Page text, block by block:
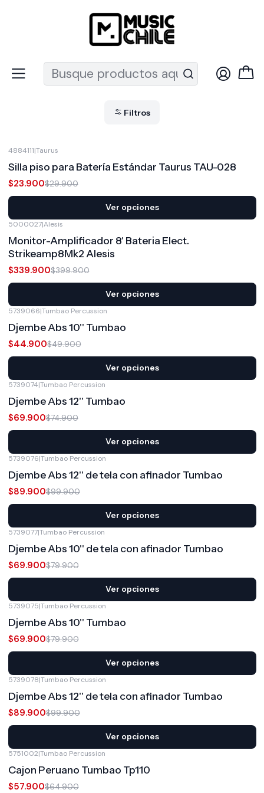
Recuerda que ahora nos puedes encontrar en el MUT
Ofertas Destacadas Percusión Ofertas
Percusión Ofertas
Filtros
4884111|Taurus
Silla piso para Batería Estándar Taurus TAU-028
$23.900$29.900
Ver opciones
5000027|Alesis
Monitor-Amplificador 8' Bateria Elect.
Strikeamp8Mk2 Alesis
$339.900$399.900
Ver opciones
5739066|Tumbao Percussion
Djembe Abs 10'' Tumbao
$44.900$49.900
Ver opciones
5739074|Tumbao Percussion
Djembe Abs 12'' Tumbao
$69.900$74.900
Ver opciones
5739076|Tumbao Percussion
Djembe Abs 12'' de tela con afinador Tumbao
$89.900$99.900
Ver opciones
5739077|Tumbao Percussion
Djembe Abs 10'' de tela con afinador Tumbao
$69.900$79.900
Ver opciones
5739075|Tumbao Percussion
Djembe Abs 10'' Tumbao
$69.900$79.900
Ver opciones
5739078|Tumbao Percussion
Djembe Abs 12'' de tela con afinador Tumbao
$89.900$99.900
Ver opciones
5751002|Tumbao Percussion
Cajon Peruano Tumbao Tp110
$57.900$64.900